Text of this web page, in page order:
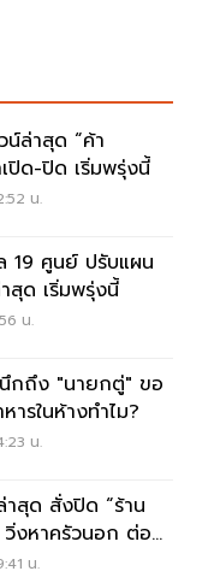
น์ล่าสุด “ค้า
ปิด-ปิด เริ่มพรุ่งนี้
น.
สุด เริ่มพรุ่งนี้
น.
กถึง "นายกตู่" ขอ
ารในห้างทำไม?
น.
สุด สั่งปิด “ร้าน
วิ่งหาครัวนอก ต่อ
น.